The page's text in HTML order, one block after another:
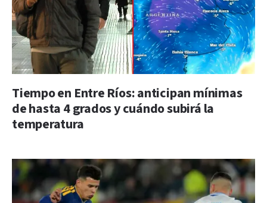
Tiempo en Entre Ríos: anticipan mínimas
de hasta 4 grados y cuándo subirá la
temperatura